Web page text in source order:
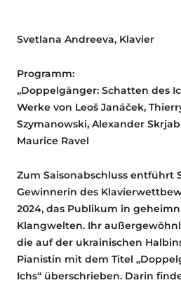
Svetlana Andreeva, Klavier
Programm:
„Doppelgänger: Schatten des
Werke von Leoš Janáček,
Szymanowski, Alexander
Maurice Ravel
Zum Saisonabschluss entführt
Gewinnerin des
2024, das Publikum in
Klangwelten. Ihr
die auf der ukrainischen
Pianistin mit dem Titel
Ichs“ überschrieben. Darin